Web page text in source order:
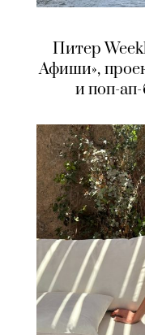
Питер
Афиши»,
и поп-